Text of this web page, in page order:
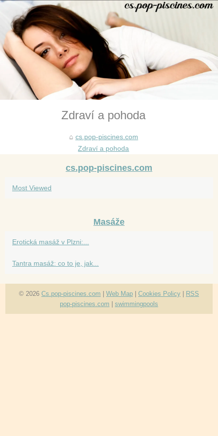
Zdraví a pohoda
cs.pop-piscines.com
Zdraví a pohoda
cs.pop-piscines.com
Most Viewed
Masáže
Erotická masáž v Plzni:...
Tantra masáž: co to je, jak...
© 2026 Cs.pop-piscines.com Web Map Cookies Policy
RSS
pop-piscines.com
swimmingpools